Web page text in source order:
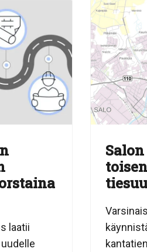
laatii